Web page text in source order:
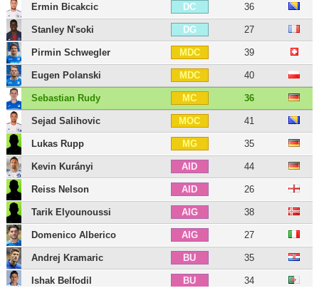
Ermin Bicakcic DC 36
Stanley N'soki DG 27
Pirmin Schwegler MDC 39
Eugen Polanski MDC 40
Sebastian Rudy MC 36
Sejad Salihovic MOC 41
Lukas Rupp MG 35
Kevin Kurányi AID 44
Reiss Nelson AID 26
Tarik Elyounoussi AIG 38
Domenico Alberico AIG 27
Andrej Kramaric BU 35
Ishak Belfodil BU 34